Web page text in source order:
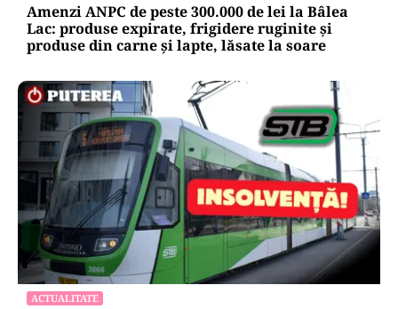
Amenzi ANPC de peste 300.000 de lei la Bâlea
Lac: produse expirate, frigidere ruginite și
produse din carne și lapte, lăsate la soare
ACTUALITATE